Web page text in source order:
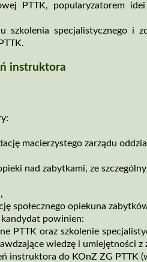
PTTK, popularyzatorem
szkolenia specjalistycznego i
instruktora
macierzystego zarządu
nad zabytkami, ze
społecznego opiekuna
powinien:
PTTK oraz szkolenie
wiedzę i umiejętności
instruktora do KOnZ ZG PTTK